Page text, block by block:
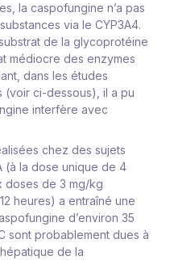
la caspofungine n’a pas
via le CYP3A4.
de la glycoprotéine
médiocre des enzymes
dans les études
(voir ci-dessous), il a pu
interfère avec
chez des sujets
(à la dose unique de 4
doses de 3 mg/kg
heures) a entraîné une
d’environ 35
sont probablement dues à
de la